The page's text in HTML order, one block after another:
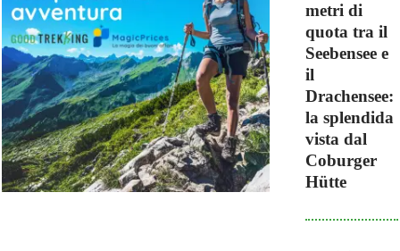
metri di
quota tra il
Seebensee e
il
Drachensee:
la splendida
vista dal
Coburger
Hütte